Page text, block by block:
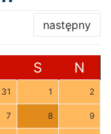
następny
S N
31 1 2
7 8 9